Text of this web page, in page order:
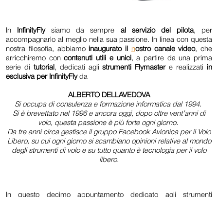
In InfinityFlysiamo da sempre al servizio del pilota, per
accompagnarlo al meglio nella sua passione. In linea con questa
nostra filosofia, abbiamo inaugurato il nostro canale video, che
arricchiremo concontenuti utili e unici, a partire da una prima
serie di tutorial , dedicati aglistrumenti Flymastere realizzati in
esclusiva per InfinityFlyda
ALBERTO DELLAVEDOVA
Si occupa di consulenza e formazione informatica dal 1994.
Si è brevettato nel 1996 e ancora oggi, dopo oltre vent’anni di
volo, questa passione è più forte ogni giorno.
Da tre anni circa gestisce il gruppo Facebook Avionica per il Volo
Libero, su cui ogni giorno si scambiano opinioni relative al mondo
degli strumenti di volo e su tutto quanto è tecnologia per il volo
libero.
In questo decimo appuntamento dedicato agli strumenti